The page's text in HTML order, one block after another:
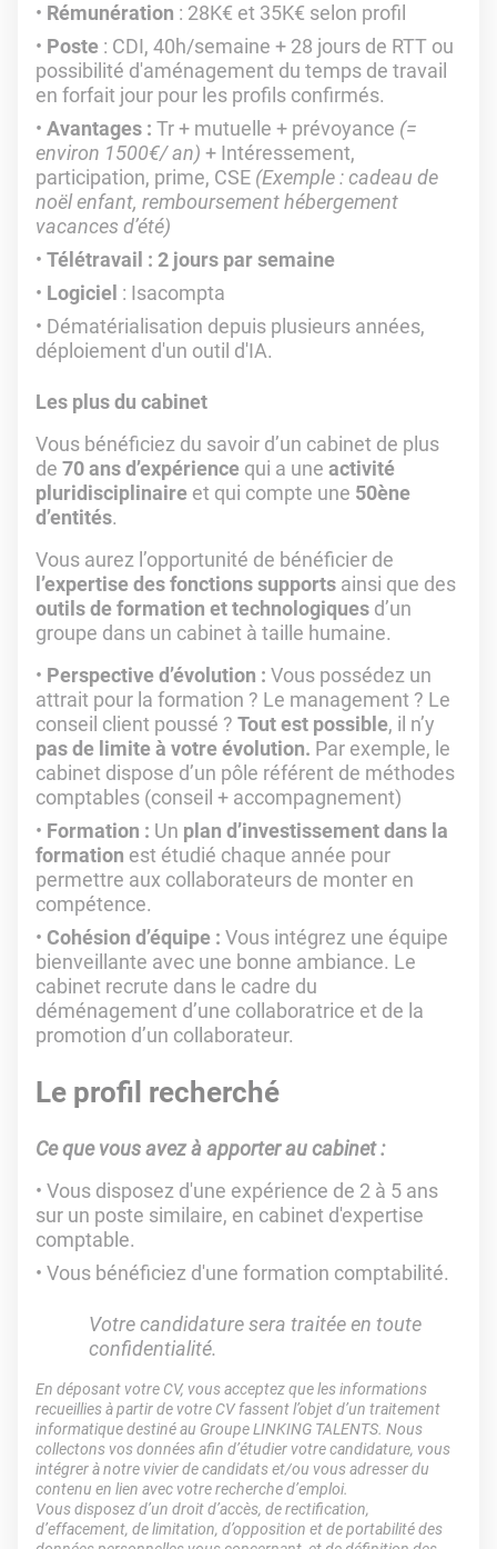
Rémunération : 28K€ et 35K€ selon profil
Poste : CDI, 40h/semaine + 28 jours de RTT ou
possibilité d'aménagement du temps de travail
en forfait jour pour les profils confirmés.
Avantages : Tr + mutuelle + prévoyance (=
environ 1500€/ an) + Intéressement,
participation, prime, CSE (Exemple : cadeau de
noël enfant, remboursement hébergement
vacances d’été)
Télétravail : 2 jours par semaine
Logiciel : Isacompta
Dématérialisation depuis plusieurs années,
déploiement d'un outil d'IA.
Les plus du cabinet
Vous bénéficiez du savoir d’un cabinet de plus
de 70 ans d’expérience qui a une activité
pluridisciplinaire et qui compte une 50ène
d’entités.
Vous aurez l’opportunité de bénéficier de
l’expertise des fonctions supports ainsi que des
outils de formation et technologiques d’un
groupe dans un cabinet à taille humaine.
Perspective d’évolution : Vous possédez un
attrait pour la formation ? Le management ? Le
conseil client poussé ? Tout est possible, il n’y
pas de limite à votre évolution. Par exemple, le
cabinet dispose d’un pôle référent de méthodes
comptables (conseil + accompagnement)
Formation : Un plan d’investissementdans la
formation est étudié chaque année pour
permettre aux collaborateurs de monter en
compétence.
Cohésion d’équipe : Vous intégrez une équipe
bienveillante avec une bonne ambiance. Le
cabinet recrute dans le cadre du
déménagement d’une collaboratrice et de la
promotion d’un collaborateur.
Le profil recherché
Ce que vous avez à apporter au cabinet :
Vous disposez d'une expérience de 2 à 5 ans
sur un poste similaire, en cabinet d'expertise
comptable.
Vous bénéficiez d'une formation comptabilité.
Votre candidature sera traitée en toute
confidentialité.
En déposant votre CV, vous acceptez que les informations
recueillies à partir de votre CV fassent l’objet d’un traitement
informatique destiné au Groupe LINKING TALENTS. Nous
collectons vos données afin d’étudier votre candidature, vous
intégrer à notre vivier de candidats et/ou vous adresser du
contenu en lien avec votre recherche d’emploi.
Vous disposez d’un droit d’accès, de rectification,
d’effacement, de limitation, d’opposition et de portabilité des